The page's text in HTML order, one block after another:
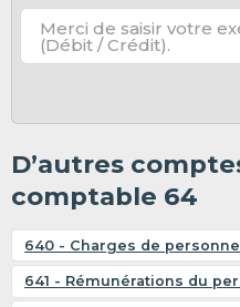
Merci de saisir votre
(Débit / Crédit).
D’autres
comptable 64
640 - Charges de personnel
641 - Rémunérations du